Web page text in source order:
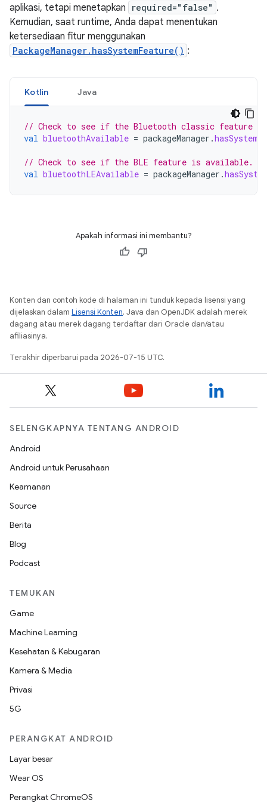
aplikasi, tetapi menetapkan
required="false" .
Kemudian, saat runtime, Anda dapat menentukan
ketersediaan fitur menggunakan
PackageManager.hasSystemFeature() :
Kotlin Java
// Check to see if the Bluetooth classic feature
val bluetoothAvailable = packageManager .
// Check to see if the BLE feature is available.
val bluetoothLEAvailable = packageManager .
Apakah informasi ini membantu?
Konten dan contoh kode di halaman ini tunduk kepada lisensi yang
dijelaskan dalam Lisensi Konten. Java dan OpenJDK adalah merek
dagang atau merek dagang terdaftar dari Oracle dan/atau
afiliasinya.
Terakhir diperbarui pada 2026-07-15 UTC.
SELENGKAPNYA TENTANG ANDROID
Android
Android untuk Perusahaan
Keamanan
Source
Berita
Blog
Podcast
TEMUKAN
Game
Machine Learning
Kesehatan & Kebugaran
Kamera & Media
Privasi
5G
PERANGKAT ANDROID
Layar besar
Wear OS
Perangkat ChromeOS